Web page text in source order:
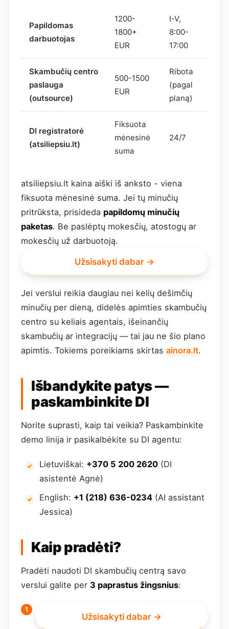
Papildomas
darbuotojas
1200-
1800+
EUR
I-V,
8:00-
17:00
Skambučių centro
paslauga
(outsource)
500-1500
EUR
Ribota
(pagal
planą)
DI registratorė
(atsiliepsiu.lt)
Fiksuota
mėnesinė
suma
24/7
atsiliepsiu.lt kaina aiški iš anksto - viena
fiksuota mėnesinė suma. Jei tų minučių
pritrūksta, prisideda papildomų minučių
paketas. Be paslėptų mokesčių, atostogų ar
mokesčių už darbuotoją.
Užsisakyti dabar →
Jei verslui reikia daugiau nei kelių dešimčių
minučių per dieną, didelės apimties skambučių
centro su keliais agentais, išeinančių
skambučių ar integracijų — tai jau ne šio plano
apimtis. Tokiems poreikiams skirtas ainora.lt.
Išbandykite patys —
paskambinkite DI
Norite suprasti, kaip tai veikia? Paskambinkite
demo linija ir pasikalbėkite su DI agentu:
Lietuviškai: +370 5 200 2620 (DI
asistentė Agnė)
English: +1 (218) 636-0234 (AI assistant
Jessica)
Kaip pradėti?
Pradėti naudoti DI skambučių centrą savo
verslui galite per 3 paprastus žingsnius:
Užsisakyti dabar →